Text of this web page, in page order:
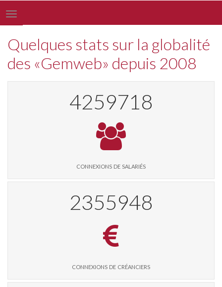
Toggle
navigation
Quelques stats sur la globalité
des «Gemweb» depuis 2008
4370138
connexions de salariés
2417019
connexions de créanciers